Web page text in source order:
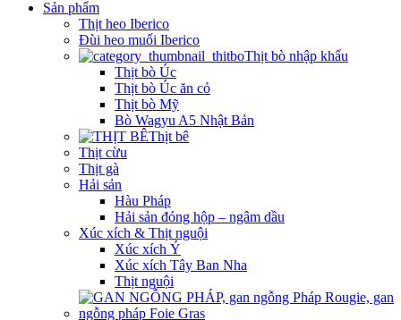
Sản phẩm
Thịt heo Iberico
Đùi heo muối Iberico
Thịt bò nhập khẩu
Thịt bò Úc
Thịt bò Úc ăn cỏ
Thịt bò Mỹ
Bò Wagyu A5 Nhật Bản
Thịt bê
Thịt cừu
Thịt gà
Hải sản
Hàu Pháp
Hải sản đóng hộp – ngâm dầu
Xúc xích & Thịt nguội
Xúc xích Ý
Xúc xích Tây Ban Nha
Thịt nguội